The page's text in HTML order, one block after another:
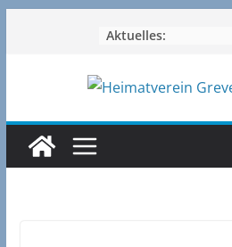
Aktuelles: